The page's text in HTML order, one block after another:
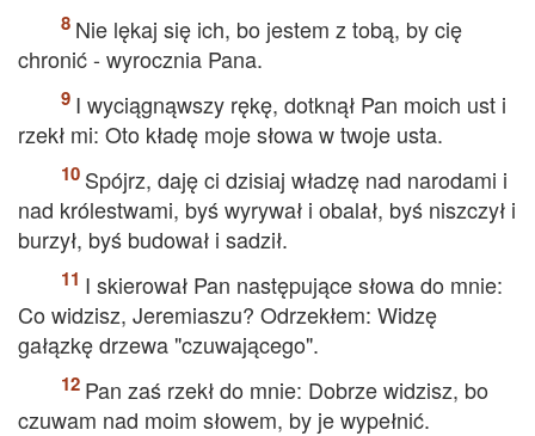
Nie lękaj się ich, bo jestem z tobą, by cię
chronić - wyrocznia Pana.
I wyciągnąwszy rękę, dotknął Pan moich ust i
rzekł mi: Oto kładę moje słowa w twoje usta.
Spójrz, daję ci dzisiaj władzę nad narodami i
nad królestwami, byś wyrywał i obalał, byś niszczył i
burzył, byś budował i sadził.
I skierował Pan następujące słowa do mnie:
Co widzisz, Jeremiaszu? Odrzekłem: Widzę
gałązkę drzewa "czuwającego".
Pan zaś rzekł do mnie: Dobrze widzisz, bo
czuwam nad moim słowem, by je wypełnić.